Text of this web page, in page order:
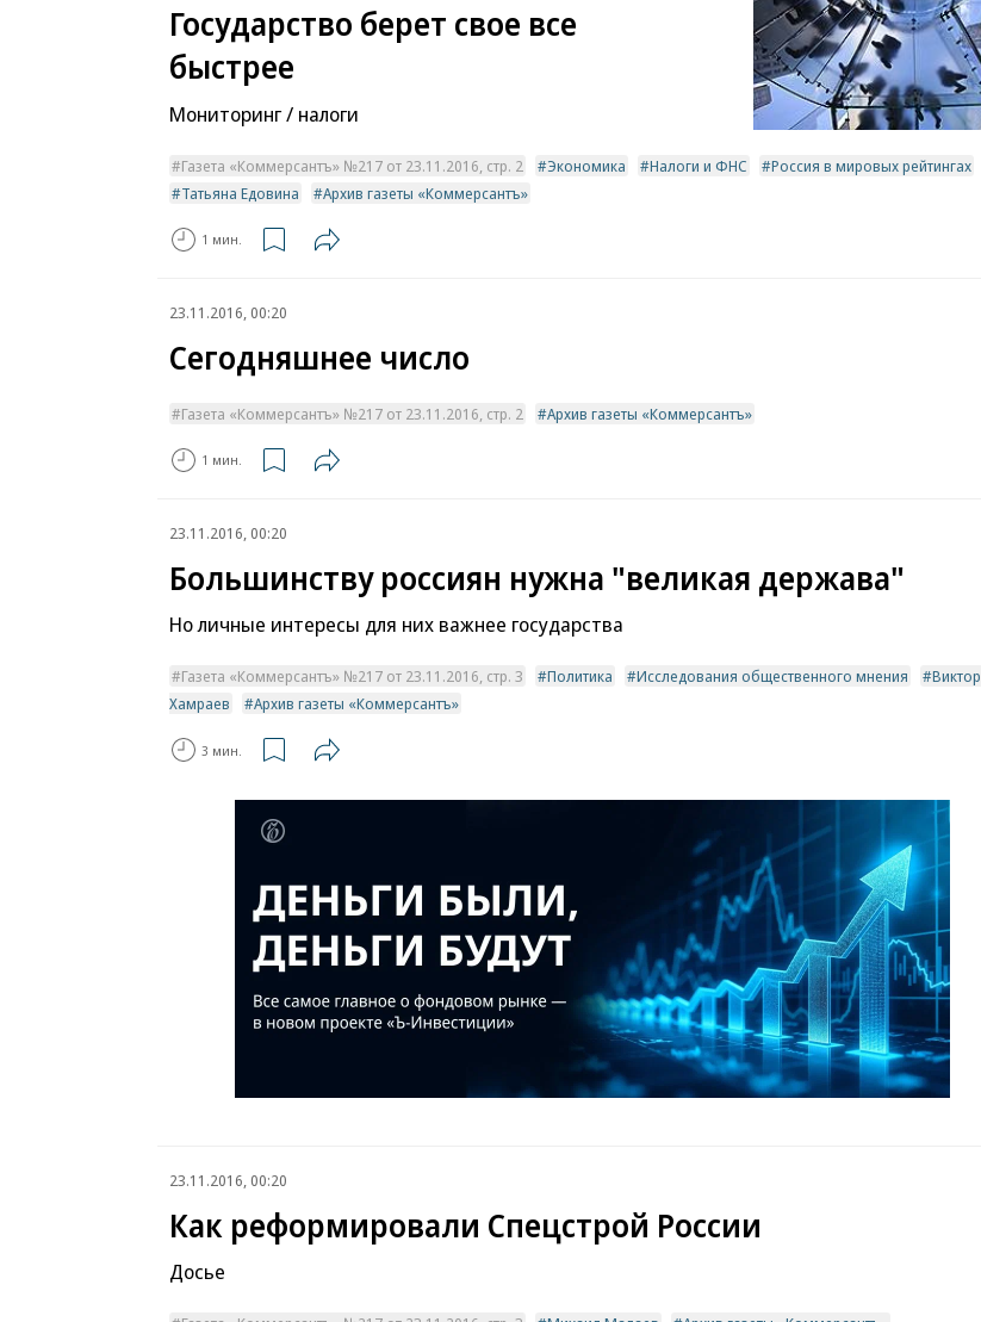
Государство берет свое все
быстрее
Мониторинг / налоги
Газета «Коммерсантъ» №217 от 23.11.2016, стр. 2 Экономика Налоги и ФНС
Россия в мировых рейтингах
Татьяна Едовина
Архив газеты «Коммерсантъ»
1 мин.
23.11.2016, 00:20
Сегодняшнее число
Газета «Коммерсантъ» №217 от 23.11.2016, стр. 2 Архив газеты «Коммерсантъ»
1 мин.
23.11.2016, 00:20
Большинству россиян нужна "великая держава"
Но личные интересы для них важнее государства
Газета «Коммерсантъ» №217 от 23.11.2016, стр. 3 Политика Исследования общественного мнения
Виктор
Хамраев
Архив газеты «Коммерсантъ»
3 мин.
23.11.2016, 00:20
Как реформировали Спецстрой России
Досье